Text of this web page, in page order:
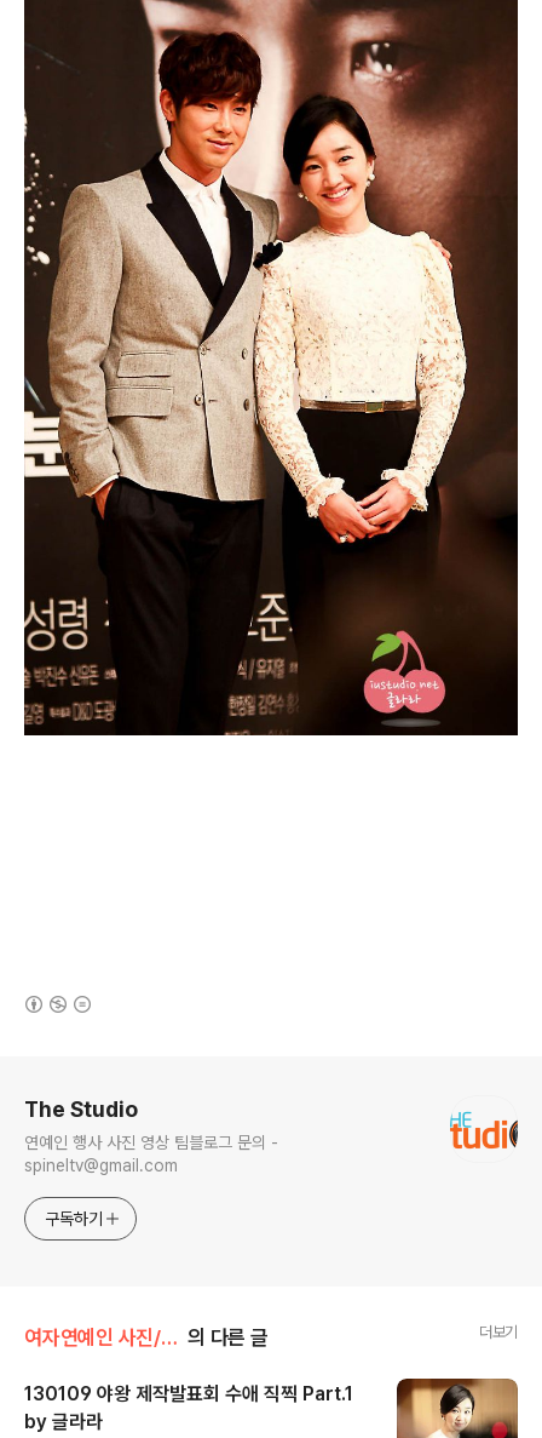
The Studio
연예인 행사 사진 영상 팀블로그 문의 -
spineltv@gmail.com
구독하기
여자연예인 사진/수애 의 다른 글 더보기
130109 야왕 제작발표회 수애 직찍 Part.1
by 글라라